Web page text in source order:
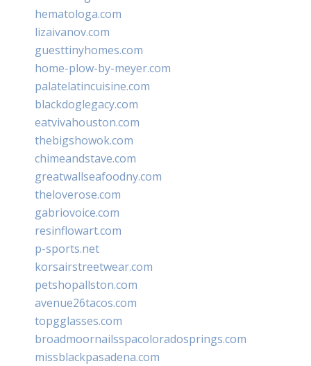
hematologa.com
lizaivanov.com
guesttinyhomes.com
home-plow-by-meyer.com
palatelatincuisine.com
blackdoglegacy.com
eatvivahouston.com
thebigshowok.com
chimeandstave.com
greatwallseafoodny.com
theloverose.com
gabriovoice.com
resinflowart.com
p-sports.net
korsairstreetwear.com
petshopallston.com
avenue26tacos.com
topgglasses.com
broadmoornailsspacoloradosprings.com
missblackpasadena.com